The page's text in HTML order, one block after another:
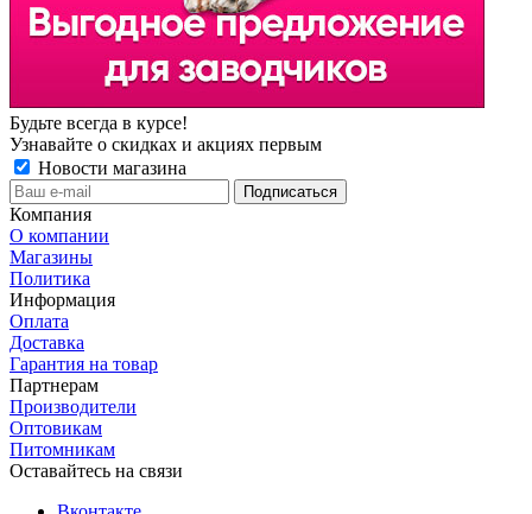
Будьте всегда в курсе!
Узнавайте о скидках и акциях первым
Новости магазина
Компания
О компании
Магазины
Политика
Информация
Оплата
Доставка
Гарантия на товар
Партнерам
Производители
Оптовикам
Питомникам
Оставайтесь на связи